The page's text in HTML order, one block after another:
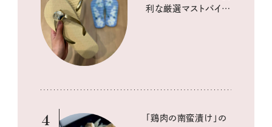
利な厳選マストバイア
4 「鶏肉の南蛮漬け」の